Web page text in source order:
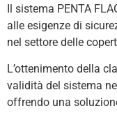
Il sistema PENTA
alle esigenze di
nel settore delle
L’ottenimento della
validità del sistema
offrendo una